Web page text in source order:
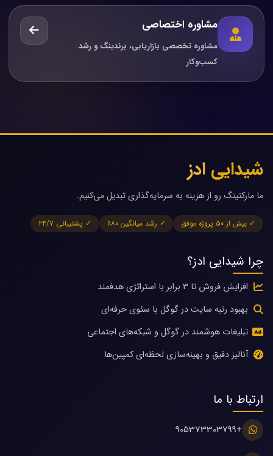
مشاوره اختصاصی
مشاوره تخصصی بازاریابی، برندینگ و رشد
کسب‌وکار
شیدایی ادز
ما مارکتینگ رو از هزینه به سرمایه‌گذاری تبدیل می‌کنیم.
✓ بیش از ۵۰ پروژه موفق ✓ رشد میانگین ۸۰٪ ✓ پشتیبانی ۲۴/۷
چرا شیدایی ادز؟
افزایش فروش تا ۳ برابر با استراتژی هدفمند
بهبود رتبه سایت در گوگل با سئوی حرفه‌ای
تبلیغات هوشمند در گوگل و شبکه‌های اجتماعی
آنالیز دقیق و بهینه‌سازی لحظه‌ای کمپین‌ها
ارتباط با ما
+905373303799